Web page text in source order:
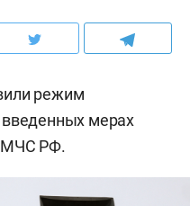
режим
введенных мерах
МЧС РФ.